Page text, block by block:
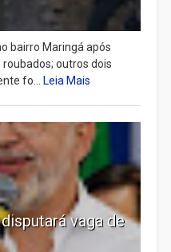
bairro Maringá após
outros dois
fo... Leia Mais
vaga de